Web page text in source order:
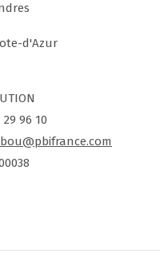
d'Azur
29 96 10